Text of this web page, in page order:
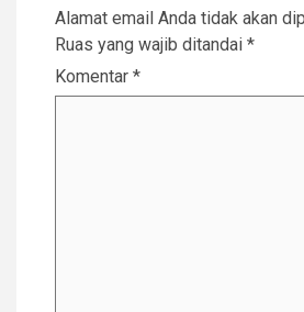
Alamat email Anda tidak akan
Ruas yang wajib ditandai *
Komentar *